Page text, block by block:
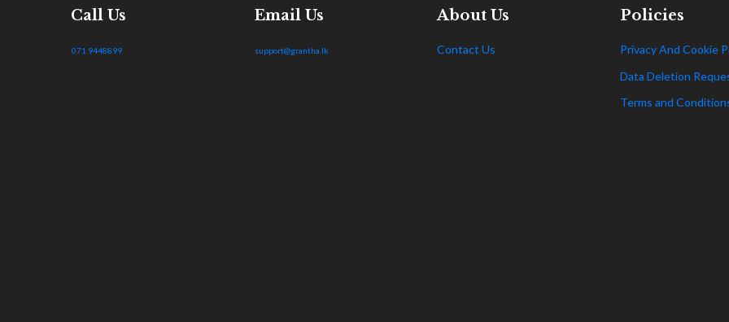
Call Us
071 9448899
Email Us
support@grantha.lk
About Us
Contact Us
Policies
Privacy And Cookie
Data Deletion
Terms and